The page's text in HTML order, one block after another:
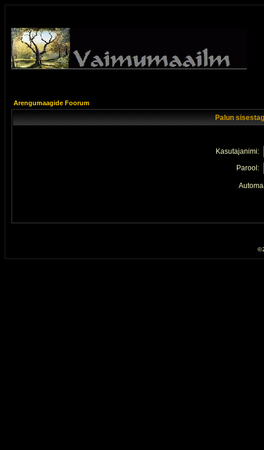
Arengumaagide Foorum
Palun
Kasutajanimi:
Parool:
©